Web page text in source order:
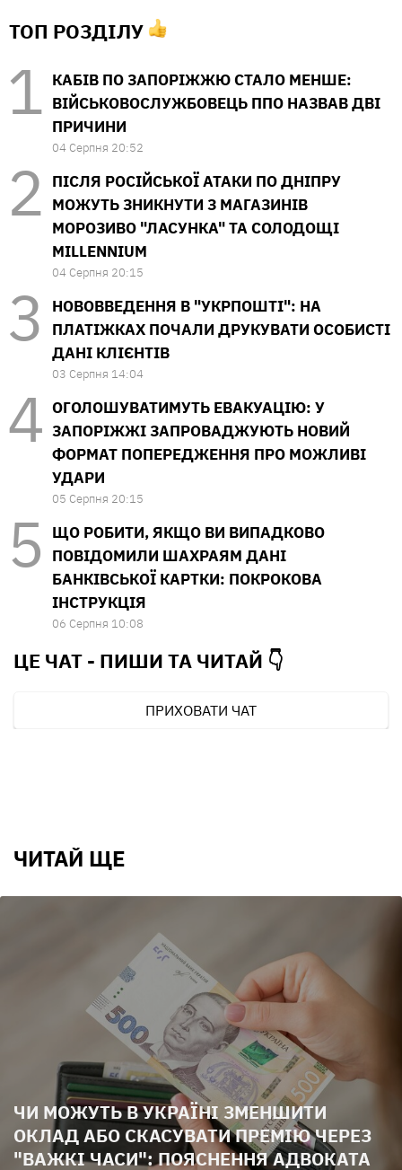
ТОП РОЗДІЛУ
КАБІВ ПО ЗАПОРІЖЖЮ СТАЛО МЕНШЕ:
ВІЙСЬКОВОСЛУЖБОВЕЦЬ ППО НАЗВАВ ДВІ
ПРИЧИНИ
04 Серпня 20:52
ПІСЛЯ РОСІЙСЬКОЇ АТАКИ ПО ДНІПРУ
МОЖУТЬ ЗНИКНУТИ З МАГАЗИНІВ
МОРОЗИВО "ЛАСУНКА" ТА СОЛОДОЩІ
MILLENNIUM
04 Серпня 20:15
НОВОВВЕДЕННЯ В "УКРПОШТІ": НА
ПЛАТІЖКАХ ПОЧАЛИ ДРУКУВАТИ ОСОБИСТІ
ДАНІ КЛІЄНТІВ
03 Серпня 14:04
ОГОЛОШУВАТИМУТЬ ЕВАКУАЦІЮ: У
ЗАПОРІЖЖІ ЗАПРОВАДЖУЮТЬ НОВИЙ
ФОРМАТ ПОПЕРЕДЖЕННЯ ПРО МОЖЛИВІ
УДАРИ
05 Серпня 20:15
ЩО РОБИТИ, ЯКЩО ВИ ВИПАДКОВО
ПОВІДОМИЛИ ШАХРАЯМ ДАНІ
БАНКІВСЬКОЇ КАРТКИ: ПОКРОКОВА
ІНСТРУКЦІЯ
06 Серпня 10:08
ЦЕ ЧАТ - ПИШИ ТА ЧИТАЙ 👇
ПРИХОВАТИ ЧАТ
ЧИТАЙ ЩЕ
ЧИ МОЖУТЬ В УКРАЇНІ ЗМЕНШИТИ
ОКЛАД АБО СКАСУВАТИ ПРЕМІЮ ЧЕРЕЗ
"ВАЖКІ ЧАСИ": ПОЯСНЕННЯ АДВОКАТА